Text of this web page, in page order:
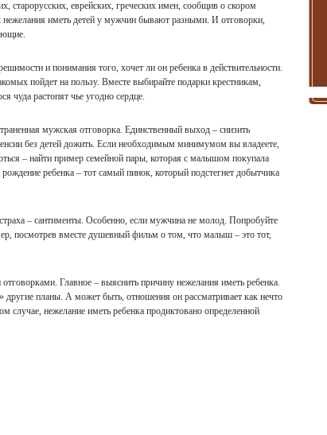
старорусских, еврейских, греческих имен, сообщив о скором
нежелания иметь детей у мужчин бывают разными. И отговорки,
и понимания того, хочет ли он ребенка в действительности.
пойдет на пользу. Вместе выбирайте подарки крестникам,
чуда растопят чье угодно сердце.
мужская отговорка. Единственный выход – снизить
без детей дожить. Если необходимым минимумом вы владеете,
– найти пример семейной пары, которая с малышом покупала
ребенка – тот самый пинок, который подстегнет добытчика
– сантименты. Особенно, если мужчина не молод. Попробуйте
посмотрев вместе душевный фильм о том, что малыш – это тот,
Главное – выяснить причину нежелания иметь ребенка.
планы. А может быть, отношения он рассматривает как нечто
нежелание иметь ребенка продиктовано определенной